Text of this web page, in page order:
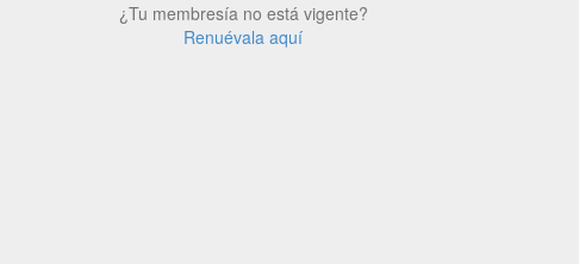
¿Tu membresía no está vigente?
Renuévala aquí